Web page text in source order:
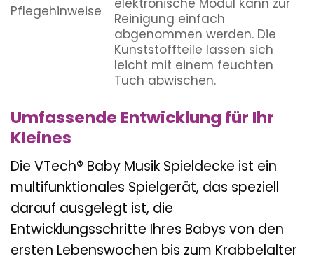
Pflegehinweise
Reinigung einfach
abgenommen werden. Die
Kunststoffteile lassen sich
leicht mit einem feuchten
Tuch abwischen.
Umfassende Entwicklung für Ihr
Kleines
Die VTech® Baby Musik Spieldecke ist ein
multifunktionales Spielgerät, das speziell
darauf ausgelegt ist, die
Entwicklungsschritte Ihres Babys von den
ersten Lebenswochen bis zum Krabbelalter